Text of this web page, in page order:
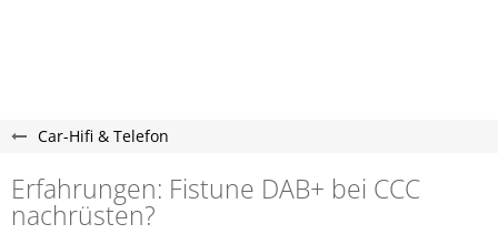
Car-Hifi & Telefon
Erfahrungen: Fistune DAB+ bei CCC
nachrüsten?